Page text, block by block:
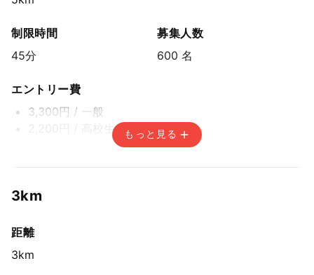
制限時間
45分
募集人数
600 名
エントリー費
3,300円 / 一般
2,200円 / 高校生
2025年8月17日(日) 15:00〜2025年11月18日(火) 14:59
もっと見る
3km
距離
3km